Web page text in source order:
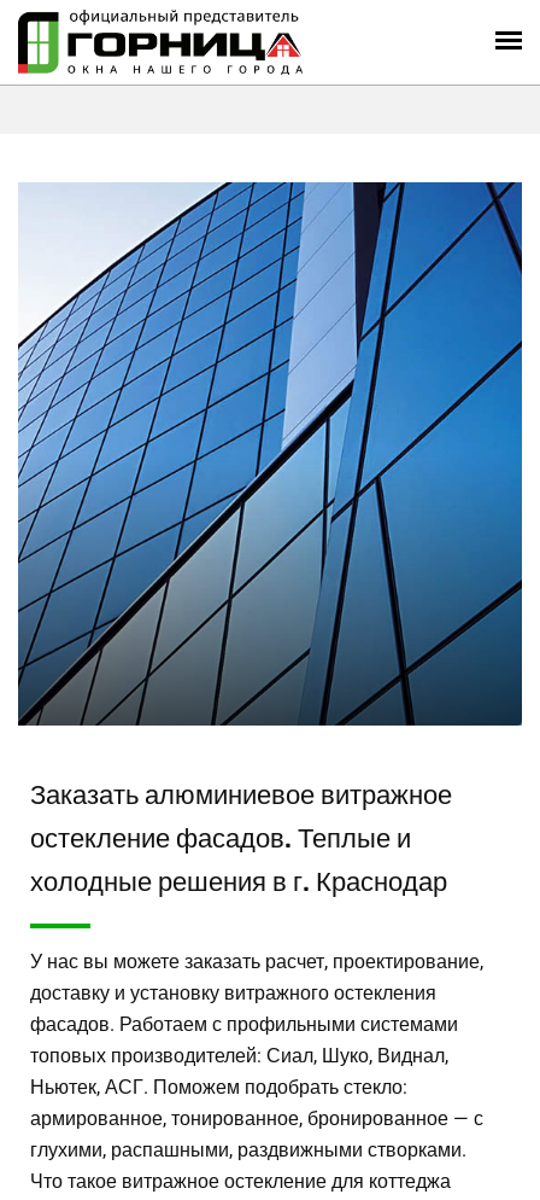
Заказать алюминиевое витражное
остекление фасадов. Теплые и
холодные решения в г. Краснодар
У нас вы можете заказать расчет, проектирование,
доставку и установку витражного остекления
фасадов. Работаем с профильными системами
топовых производителей: Сиал, Шуко, Виднал,
Ньютек, АСГ. Поможем подобрать стекло:
армированное, тонированное, бронированное — с
глухими, распашными, раздвижными створками.
Что такое витражное остекление для коттеджа